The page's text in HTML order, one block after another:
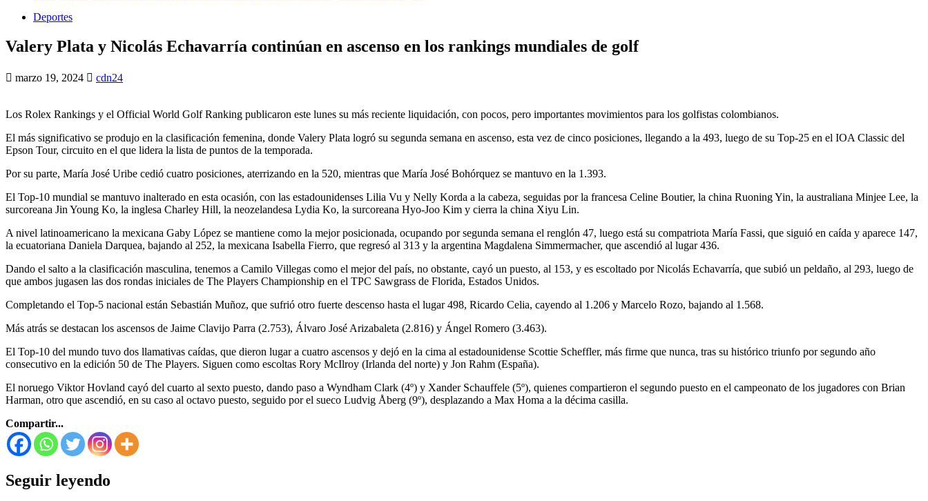
Deportes
Valery Plata y Nicolás Echavarría continúan en ascenso en los rankings mundiales de golf
marzo 19, 2024 cdn24
Los Rolex Rankings y el Official World Golf Ranking publicaron este lunes su más reciente liquidación, con pocos, pero importantes movimientos para los golfistas colombianos.
El más significativo se produjo en la clasificación femenina, donde Valery Plata logró su segunda semana en ascenso, esta vez de cinco posiciones, llegando a la 493, luego de su Top-25 en el IOA Classic del
Epson Tour, circuito en el que lidera la lista de puntos de la temporada.
Por su parte, María José Uribe cedió cuatro posiciones, aterrizando en la 520, mientras que María José Bohórquez se mantuvo en la 1.393.
El Top-10 mundial se mantuvo inalterado en esta ocasión, con las estadounidenses Lilia Vu y Nelly Korda a la cabeza, seguidas por la francesa Celine Boutier, la china Ruoning Yin, la australiana Minjee Lee, la
surcoreana Jin Young Ko, la inglesa Charley Hill, la neozelandesa Lydia Ko, la surcoreana Hyo-Joo Kim y cierra la china Xiyu Lin.
A nivel latinoamericano la mexicana Gaby López se mantiene como la mejor posicionada, ocupando por segunda semana el renglón 47, luego está su compatriota María Fassi, que siguió en caída y aparece 147,
la ecuatoriana Daniela Darquea, bajando al 252, la mexicana Isabella Fierro, que regresó al 313 y la argentina Magdalena Simmermacher, que ascendió al lugar 436.
Dando el salto a la clasificación masculina, tenemos a Camilo Villegas como el mejor del país, no obstante, cayó un puesto, al 153, y es escoltado por Nicolás Echavarría, que subió un peldaño, al 293, luego de
que ambos jugasen las dos rondas iniciales de The Players Championship en el TPC Sawgrass de Florida, Estados Unidos.
Completando el Top-5 nacional están Sebastián Muñoz, que sufrió otro fuerte descenso hasta el lugar 498, Ricardo Celia, cayendo al 1.206 y Marcelo Rozo, bajando al 1.568.
Más atrás se destacan los ascensos de Jaime Clavijo Parra (2.753), Álvaro José Arizabaleta (2.816) y Ángel Romero (3.463).
El Top-10 del mundo tuvo dos llamativas caídas, que dieron lugar a cuatro ascensos y dejó en la cima al estadounidense Scottie Scheffler, más firme que nunca, tras su histórico triunfo por segundo año
consecutivo en la edición 50 de The Players. Siguen como escoltas Rory McIlroy (Irlanda del norte) y Jon Rahm (España).
El noruego Viktor Hovland cayó del cuarto al sexto puesto, dando paso a Wyndham Clark (4º) y Xander Schauffele (5º), quienes compartieron el segundo puesto en el campeonato de los jugadores con Brian
Harman, otro que ascendió, en su caso al octavo puesto, seguido por el sueco Ludvig Åberg (9º), desplazando a Max Homa a la décima casilla.
Compartir...
Seguir leyendo